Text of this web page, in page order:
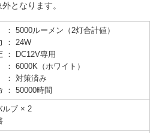
となります。
5000ルーメン（2灯合計値）
： 24W
： DC12V専用
6000K（ホワイト）
対策済み
： 50000時間
ルブ × 2